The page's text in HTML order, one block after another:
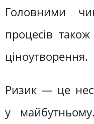
Головними
процесів
ціноутворення.
Ризик — це
у